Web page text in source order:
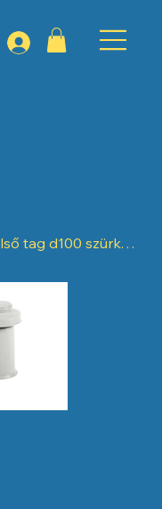
Italprofili Csatornaszellőzőcső felső tag d100 szürke; ART.54